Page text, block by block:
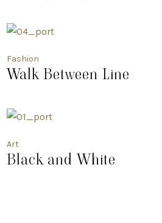
Fashion
Walk Between Line
Art
Black and White